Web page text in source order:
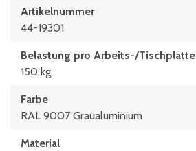
Artikelnummer
44-19301
Belastung pro Arbeits-/Tischplatte
150 kg
Farbe
RAL 9007 Graualuminium
Material